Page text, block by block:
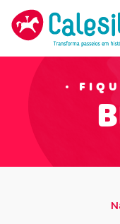
content